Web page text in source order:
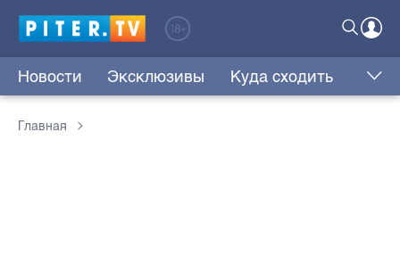
Новости Эксклюзивы Куда сходить
Главная